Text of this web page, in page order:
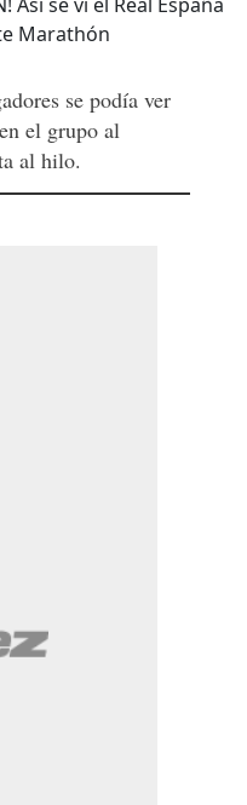
se podía ver
el grupo al
al hilo.